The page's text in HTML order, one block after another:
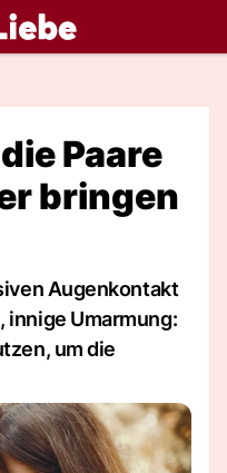
Paare
bringen
Augenkontakt
innige Umarmung:
um die